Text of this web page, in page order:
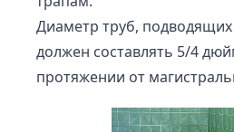
Диаметр труб, подводящих
должен составлять 5/4
протяжении от